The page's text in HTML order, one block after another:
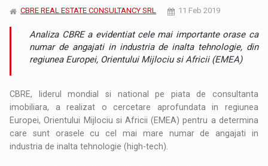
CBRE REAL ESTATE CONSULTANCY SRL 11 Feb 2019
Analiza CBRE a evidentiat cele mai importante orase ca
numar de angajati in industria de inalta tehnologie, din
regiunea Europei, Orientului Mijlociu si Africii (EMEA)
CBRE, liderul mondial si national pe piata de consultanta
imobiliara, a realizat o cercetare aprofundata in regiunea
Europei, Orientului Mijlociu si Africii (EMEA) pentru a determina
care sunt orasele cu cel mai mare numar de angajati in
industria de inalta tehnologie (high-tech).